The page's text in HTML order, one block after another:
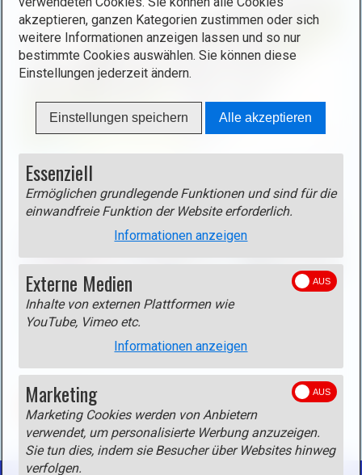
i
l
d
i
n
L
i
b
o
x
n
(
p
e
n
i
l
i
i
h
x
ö
f
Track
Track als gpx-Datei(rechte Maustaste - Ziel speichern
unter)
ZURÜCK
akzeptieren, ganzen Kategorien zustimmen oder sich
weitere Informationen anzeigen lassen und so nur
bestimmte Cookies auswählen. Sie können diese
Einstellungen jederzeit ändern.
Einstellungen speichern Alle akzeptieren
Essenziell
Ermöglichen grundlegende Funktionen und sind für die
einwandfreie Funktion der Website erforderlich.
Informationen anzeigen
Externe Medien
Inhalte von externen Plattformen wie
YouTube, Vimeo etc.
Informationen anzeigen
Marketing
Marketing Cookies werden von Anbietern
verwendet, um personalisierte Werbung anzuzeigen.
Sie tun dies, indem sie Besucher über Websites hinweg
verfolgen.